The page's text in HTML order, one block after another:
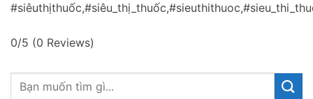
0/5 (0 Reviews)